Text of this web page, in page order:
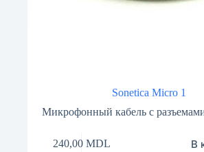
Sonetica Micro 1
Микрофонный кабель с
240,00 MDL В